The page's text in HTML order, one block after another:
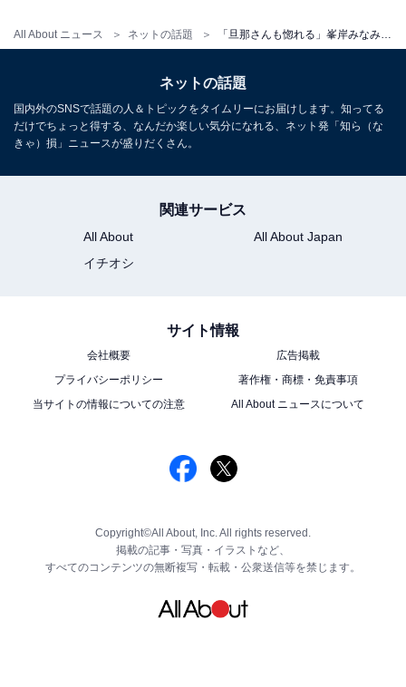
All About ニュース ネットの話題
ネットの話題
国内外のSNSで話題の人＆トピックをタイムリーにお届けします。知ってる
だけでちょっと得する、なんだか楽しい気分になれる、ネット発「知ら（な
きゃ）損」ニュースが盛りだくさん。
関連サービス
All About
All About Japan
イチオシ
サイト情報
会社概要
広告掲載
プライバシーポリシー
著作権・商標・免責事項
当サイトの情報についての注意
All About ニュースについて
Copyright©All About, Inc. All rights reserved.
掲載の記事・写真・イラストなど、
すべてのコンテンツの無断複写・転載・公衆送信等を禁じます。